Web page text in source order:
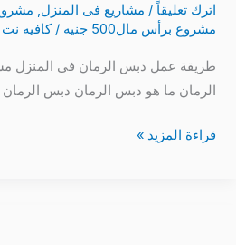
اترك تعليقاً /مشاريع فى المنزل, مشروع
مشروع برأس مال500 جنيه
/كافيه نت
طريقة عمل دبس الرمان فى المنزل
الرمان ما هو دبس الرمان دبس الرمان
مشروع
قراءة المزيد »